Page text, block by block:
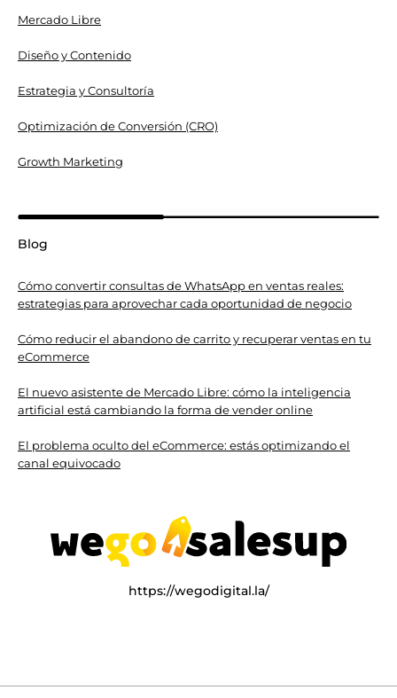
https://wegodigital.la/
Mercado Libre
Diseño y Contenido
Estrategia y Consultoría
Optimización de Conversión (CRO)
Growth Marketing
Blog
Cómo convertir consultas de WhatsApp en ventas reales:
estrategias para aprovechar cada oportunidad de negocio
Cómo reducir el abandono de carrito y recuperar ventas en tu
eCommerce
El nuevo asistente de Mercado Libre: cómo la inteligencia
artificial está cambiando la forma de vender online
El problema oculto del eCommerce: estás optimizando el
canal equivocado